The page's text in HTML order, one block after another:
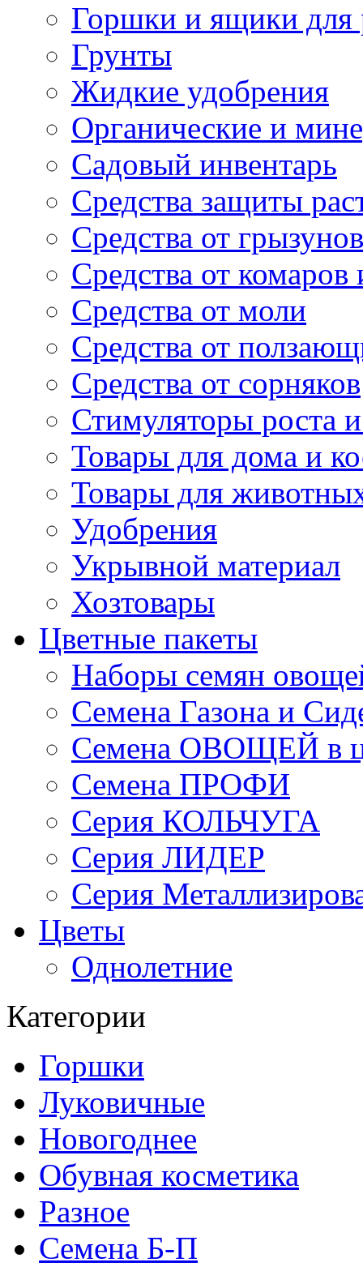
Горшки и ящики для
Грунты
Жидкие удобрения
Органические и
Садовый инвентарь
Средства защиты
Средства от грызунов
Средства от
Средства от моли
Средства от
Средства от сорняков
Стимуляторы роста и
Товары для дома и
Товары для
Удобрения
Укрывной материал
Хозтовары
Цветные пакеты
Наборы семян
Семена Газона и
Семена ОВОЩЕЙ в
Семена ПРОФИ
Серия КОЛЬЧУГА
Серия ЛИДЕР
Серия
Цветы
Однолетние
Категории
Горшки
Луковичные
Новогоднее
Обувная косметика
Разное
Семена Б-П